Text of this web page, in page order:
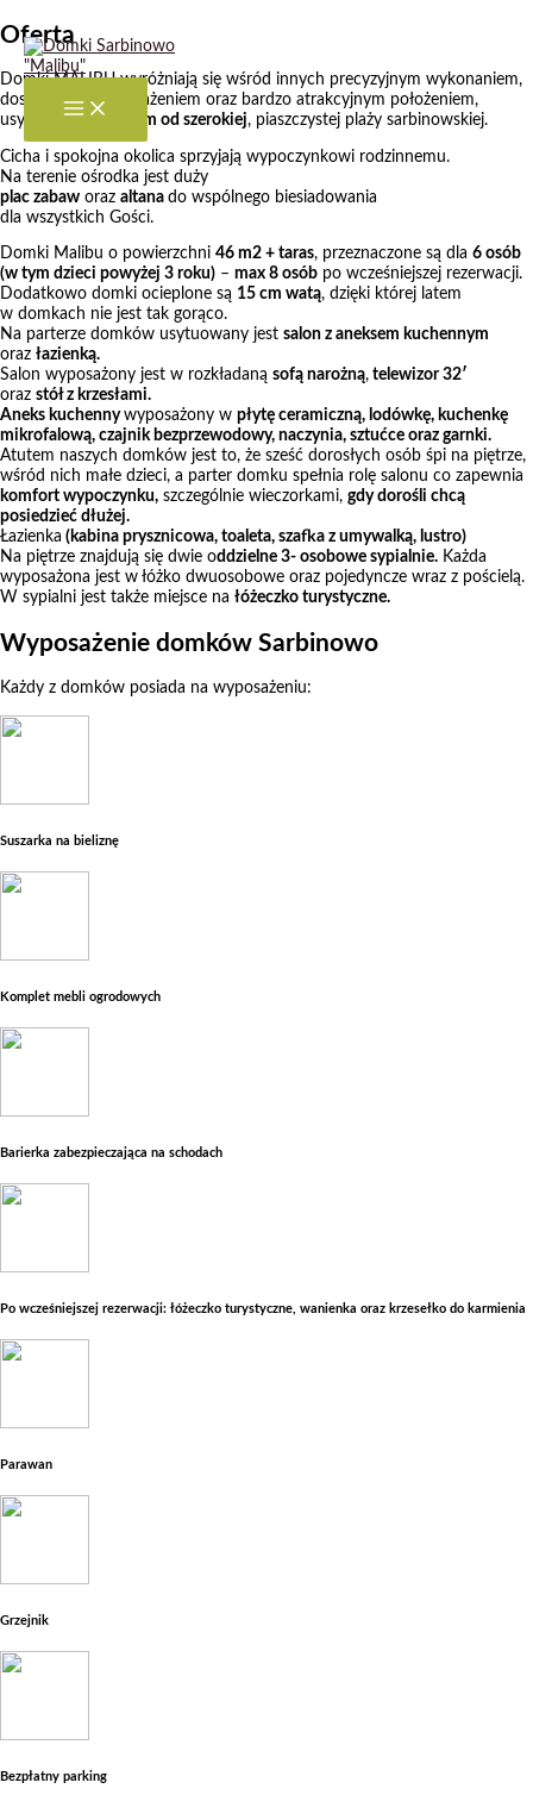
Przejdź
do
treści
Oferta
Domki MALIBU wyróżniają się wśród innych precyzyjnym wykonaniem,
doskonałym wyposażeniem oraz bardzo atrakcyjnym położeniem,
usytuowane są
350m od szerokiej, piaszczystej plaży sarbinowskiej.
Cicha i spokojna okolica sprzyjają wypoczynkowi rodzinnemu.
Na terenie ośrodka jest duży
plac zabaw oraz altana do wspólnego biesiadowania
dla wszystkich Gości.
Domki Malibu o powierzchni 46 m2 + taras, przeznaczone są dla 6 osób
(w tym dzieci powyżej 3 roku) – max 8 osób po wcześniejszej rezerwacji.
Dodatkowo domki ocieplone są 15 cm watą, dzięki której latem
w domkach nie jest tak gorąco.
Na parterze domków usytuowany jest salon z aneksem kuchennym
oraz łazienką.
Salon wyposażony jest w rozkładaną sofą narożną, telewizor 32′
oraz stół z krzesłami.
Aneks kuchennywyposażony w płytę ceramiczną, lodówkę, kuchenkę
mikrofalową, czajnik bezprzewodowy, naczynia, sztućce oraz garnki.
Atutem naszych domków jest to, że sześć dorosłych osób śpi na piętrze,
wśród nich małe dzieci, a parter domku spełnia rolę salonu co zapewnia
komfort wypoczynku, szczególnie wieczorkami, gdy dorośli chcą
posiedzieć dłużej.
Łazienka (kabina prysznicowa, toaleta, szafka z umywalką, lustro)
Na piętrze znajdują się dwie oddzielne 3- osobowe sypialnie. Każda
wyposażona jest w łóżko dwuosobowe oraz pojedyncze wraz z pościelą.
W sypialni jest także miejsce na łóżeczko turystyczne.
Wyposażenie domków Sarbinowo
Każdy z domków posiada na wyposażeniu:
Suszarka na bieliznę
Komplet mebli ogrodowych
Barierka zabezpieczająca na schodach
Po wcześniejszej rezerwacji: łóżeczko turystyczne, wanienka oraz krzesełko do karmienia
Parawan
Grzejnik
Bezpłatny parking